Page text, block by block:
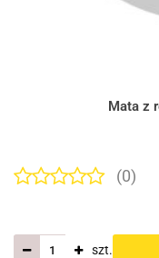
Mata z
(0)
szt.